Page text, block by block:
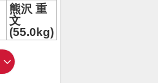
熊沢 重
文
(55.0kg)